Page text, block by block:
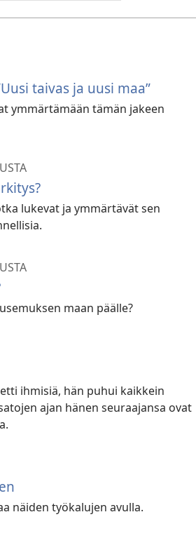
taivas ja uusi maa”
ymmärtämään tämän jakeen
lukevat ja ymmärtävät sen
maan päälle?
ihmisiä, hän puhui kaikkein
ajan hänen seuraajansa ovat
näiden työkalujen avulla.